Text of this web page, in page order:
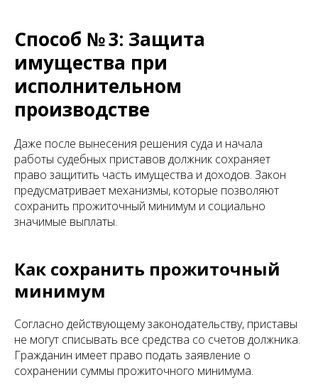
Способ № 3: Защита
имущества при
исполнительном
производстве
Даже после вынесения решения суда и начала
работы судебных приставов должник сохраняет
право защитить часть имущества и доходов. Закон
предусматривает механизмы, которые позволяют
сохранить прожиточный минимум и социально
значимые выплаты.
Как сохранить прожиточный
минимум
Согласно действующему законодательству, приставы
не могут списывать все средства со счетов должника.
Гражданин имеет право подать заявление о
сохранении суммы прожиточного минимума.